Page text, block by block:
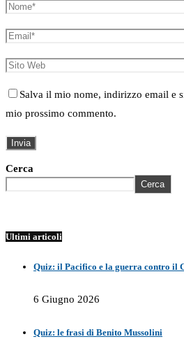
Salva il mio nome, indirizzo email e
mio prossimo commento.
Cerca
Cerca
Ultimi articoli
Quiz: il Pacifico e la guerra contro il
6 Giugno 2026
Quiz: le frasi di Benito Mussolini